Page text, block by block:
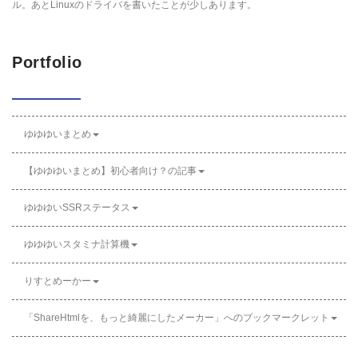
ル。あとLinuxのドライバを書いたことが少しあります。
Portfolio
ゆゆゆいまとめ
【ゆゆゆいまとめ】初心者向け？の記事
ゆゆゆいSSRステータス
ゆゆゆいスタミナ計算機
りすとめーかー
「ShareHtmlを、もっと綺麗にしたメーカー」へのブックマークレット